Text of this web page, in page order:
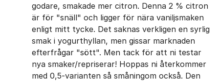
godare, smakade mer citron. Denna 2 % citron
är för "snäll" och ligger för nära vaniljsmaken
enligt mitt tycke. Det saknas verkligen en syrlig
smak i yogurthyllan, men gissar marknaden
efterfrågar "sött". Men tack för att ni testar
nya smaker/repriserar! Hoppas ni återkommer
med 0,5-varianten så småningom också. Den